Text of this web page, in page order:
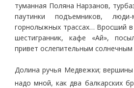
туманная Поляна Нарзанов,
паутинки подъемников,
горнолыжных трассах… Вросший в
шестигранник, кафе «Ай»,
привет ослепительным
Долина ручья Медвежки; вершины
надо мной, как два балкарских